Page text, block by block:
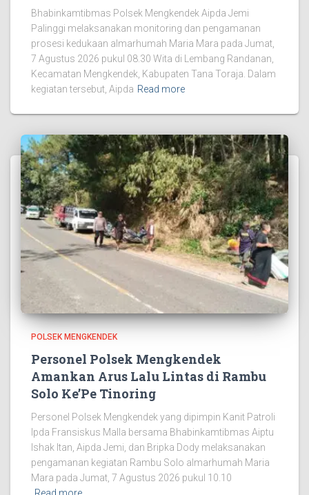
Bhabinkamtibmas Polsek Mengkendek Aipda Jemi
Palinggi melaksanakan monitoring dan pengamanan
prosesi kedukaan almarhumah Maria Mara pada Jumat,
7 Agustus 2026 pukul 08.30 Wita di Lembang Randanan,
Kecamatan Mengkendek, Kabupaten Tana Toraja. Dalam
kegiatan tersebut, Aipda Read more
POLSEK MENGKENDEK
Personel Polsek Mengkendek
Amankan Arus Lalu Lintas di Rambu
Solo Ke’Pe Tinoring
Personel Polsek Mengkendek yang dipimpin Kanit Patroli
Ipda Fransiskus Malla bersama Bhabinkamtibmas Aiptu
Ishak Itan, Aipda Jemi, dan Bripka Dody melaksanakan
pengamanan kegiatan Rambu Solo almarhumah Maria
Mara pada Jumat, 7 Agustus 2026 pukul 10.10